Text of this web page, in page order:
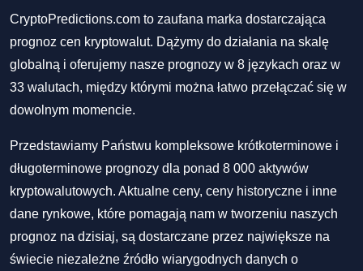
CryptoPredictions.com to zaufana marka dostarczająca
prognoz cen kryptowalut. Dążymy do działania na skalę
globalną i oferujemy nasze prognozy w 8 językach oraz w
33 walutach, między którymi można łatwo przełączać się w
dowolnym momencie.
Przedstawiamy Państwu kompleksowe krótkoterminowe i
długoterminowe prognozy dla ponad 8 000 aktywów
kryptowalutowych. Aktualne ceny, ceny historyczne i inne
dane rynkowe, które pomagają nam w tworzeniu naszych
prognoz na dzisiaj, są dostarczane przez największe na
świecie niezależne źródło wiarygodnych danych o